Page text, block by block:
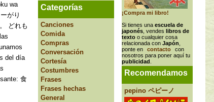
wa
がり
どれも
del día
食
Categorías
Canciones
Comida
Compras
Conversación
Cortesía
Costumbres
Frases
Frases hechas
General
¡Compra mi libro!
Si tienes una escuela de
japonés , vendes libros de
texto o cualquier cosa
relacionada con Japón
ponte en
contacto
con
nosotros para poner aquí tu
publicidad
Recomendamos
pepino ペピーノ